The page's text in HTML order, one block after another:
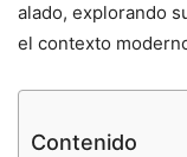
alado, explorando
el contexto
Contenido